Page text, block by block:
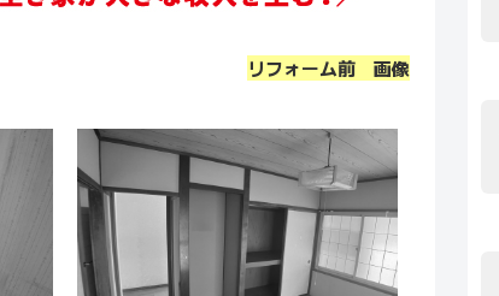
リフォーム前 画像